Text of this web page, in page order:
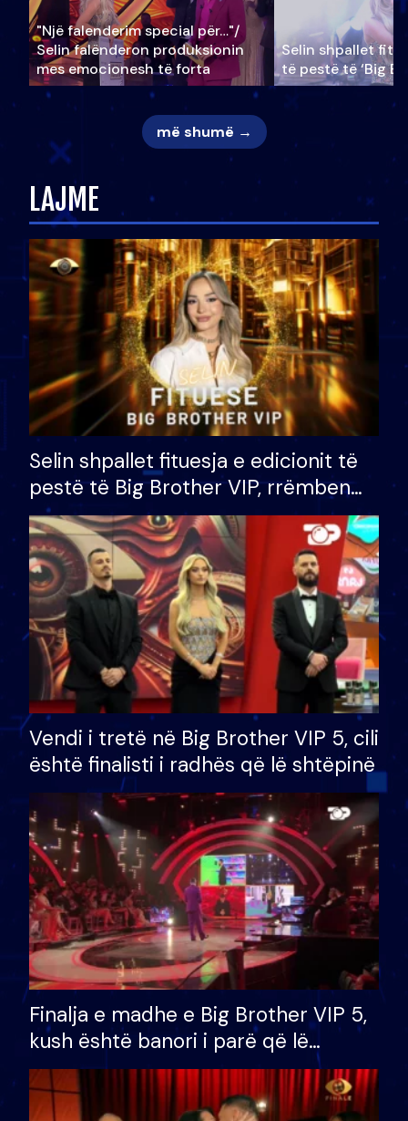
"Një falenderim special për…"/
Selin falënderon produksionin
mes emocionesh të forta
Selin shpallet
të pestë të ‘Big
më shumë →
LAJME
Selin shpallet fituesja e edicionit të
pestë të Big Brother VIP, rrëmben
çmimin e madh prej 100 mijë eurosh
Vendi i tretë në Big Brother VIP 5, cili
është finalisti i radhës që lë shtëpinë
Finalja e madhe e Big Brother VIP 5,
kush është banori i parë që lë
shtëpinë dhe humb mundësinë për
të fituar çmimin e madh